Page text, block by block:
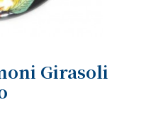
Girasoli